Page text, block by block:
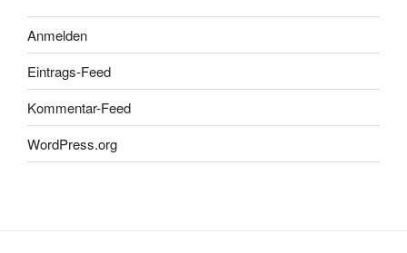
Anmelden
Eintrags-Feed
Kommentar-Feed
WordPress.org